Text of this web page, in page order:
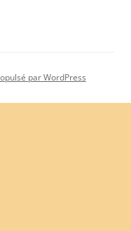
par WordPress